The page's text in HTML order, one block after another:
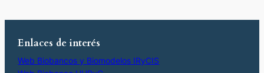
Enlaces de interés
Web Biobancos y Biomodelos IRyCIS